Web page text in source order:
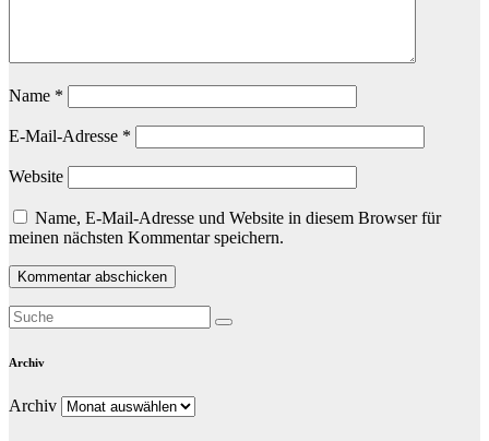
Name *
E-Mail-Adresse *
Website
Name, E-Mail-Adresse und Website in diesem Browser für
meinen nächsten Kommentar speichern.
Archiv
Archiv